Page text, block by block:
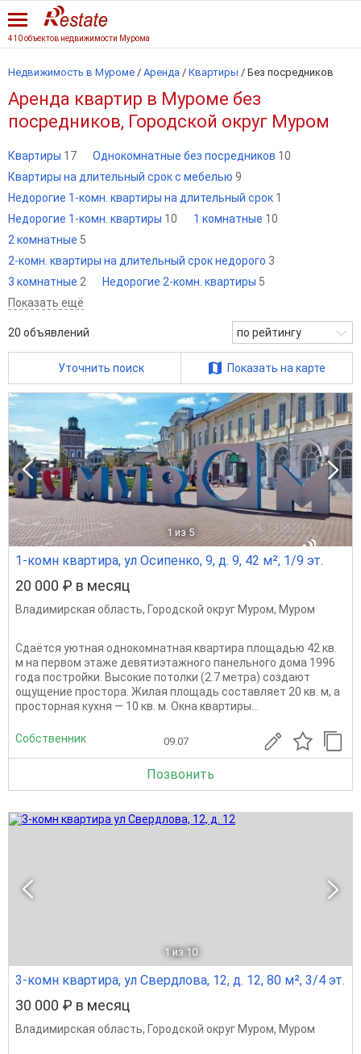
410 объектов недвижимости Мурома
Недвижимость в Муроме / Аренда / Квартиры / Без посредников
Аренда квартир в Муроме без
посредников, Городской округ Муром
Квартиры 17 Однокомнатные без посредников 10
Квартиры на длительный срок с мебелью 9
Недорогие 1-комн. квартиры на длительный срок 1
Недорогие 1-комн. квартиры 10 1 комнатные 10
2 комнатные 5
2-комн. квартиры на длительный срок недорого 3
3 комнатные 2 Недорогие 2-комн. квартиры 5
Показать ещё
20 объявлений по рейтингу
Уточнить поиск Показать на карте
1 из 5
1-комн квартира, ул Осипенко, 9, д. 9, 42 м², 1/9 эт.
20 000 ₽ в месяц
Владимирская область, Городской округ Муром, Муром
Сдаётся уютная однокомнатная квартира площадью 42 кв.
м на первом этаже девятиэтажного панельного дома 1996
года постройки. Высокие потолки (2.7 метра) создают
ощущение простора. Жилая площадь составляет 20 кв. м, а
просторная кухня — 10 кв. м. Окна квартиры...
Собственник 09.07
Позвонить
1 из 10
3-комн квартира, ул Свердлова, 12, д. 12, 80 м², 3/4 эт.
30 000 ₽ в месяц
Владимирская область, Городской округ Муром, Муром